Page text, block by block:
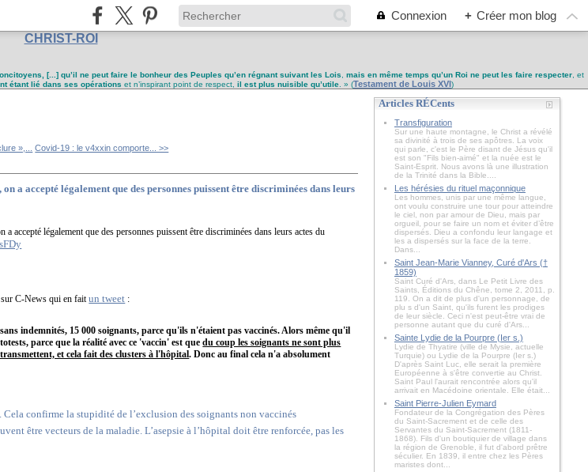
Connexion + Créer mon blog
CHRIST-ROI
[...] qu’il ne peut faire le bonheur des Peuples qu’en régnant suivant les Lois mais en même temps qu’un Roi ne peut les faire respecter, et
étant lié dans ses opérations et n’inspirant point de respect, il est plus nuisible qu’utile . » (Testament de Louis XVI)
»,... Covid-19 : le v4xxin comporte... >>
a accepté légalement que des personnes puissent être discriminées dans leurs
accepté légalement que des personnes puissent être discriminées dans leurs actes du
sur C-News qui en faitun tweet :
indemnités, 15 000 soignants, parce qu'ils n'étaient pas vaccinés. Alors même qu'il
parce que la réalité avec ce 'vaccin' est quedu coup les soignants ne sont plus
et cela fait des clusters à l'hôpital. Donc au final cela n'a absolument
confirme la stupidité de l’exclusion des soignants non vaccinés
être vecteurs de la maladie. L’asepsie à l’hôpital doit être renforcée, pas les
Articles RÉCents
Transfiguration
Sur une haute montagne, le Christ a révélé
sa divinité à trois de ses apôtres. La voix
qui parle, c'est le Père disant de Jésus qu'il
est son "Fils bien-aimé" et la nuée est le
Saint-Esprit. Nous avons là une illustration
de la Trinité dans la Bible....
Les hérésies du rituel maçonnique
Les hommes, unis par une même langue,
ont voulu construire une tour pour atteindre
le ciel, non par amour de Dieu, mais par
orgueil, pour se faire un nom et éviter d’être
dispersés. Dieu a confondu leur langage et
les a dispersés sur la face de la terre.
Dans...
Saint Jean-Marie Vianney, Curé d'Ars (†
1859)
Saint Curé d'Ars, dans Le Petit Livre des
Saints, Éditions du Chêne, tome 2, 2011, p.
119. On a dit de plus d'un personnage, de
plu s d'un Saint, qu'ils furent les prodiges
de leur siècle. Ceci n'est peut-être vrai de
personne autant que du curé d'Ars...
Sainte Lydie de la Pourpre (Ier s.)
Lydie de Thyatire (ville de Mysie, actuelle
Turquie) ou Lydie de la Pourpre (Ier s.)
D'après Saint Luc, elle serait la première
Européenne à s'être convertie au Christ.
Saint Paul l'aurait rencontrée alors qu'il
arrivait en Macédoine orientale. Elle était...
Saint Pierre-Julien Eymard
Fondateur de la Congrégation des Pères
du Saint-Sacrement et de celle des
Servantes du Saint-Sacrement (1811-
1868). Fils d'un boutiquier de village dans
la région de Grenoble, il fut d'abord prêtre
séculier. En 1839, il entre chez les Pères
maristes dont...